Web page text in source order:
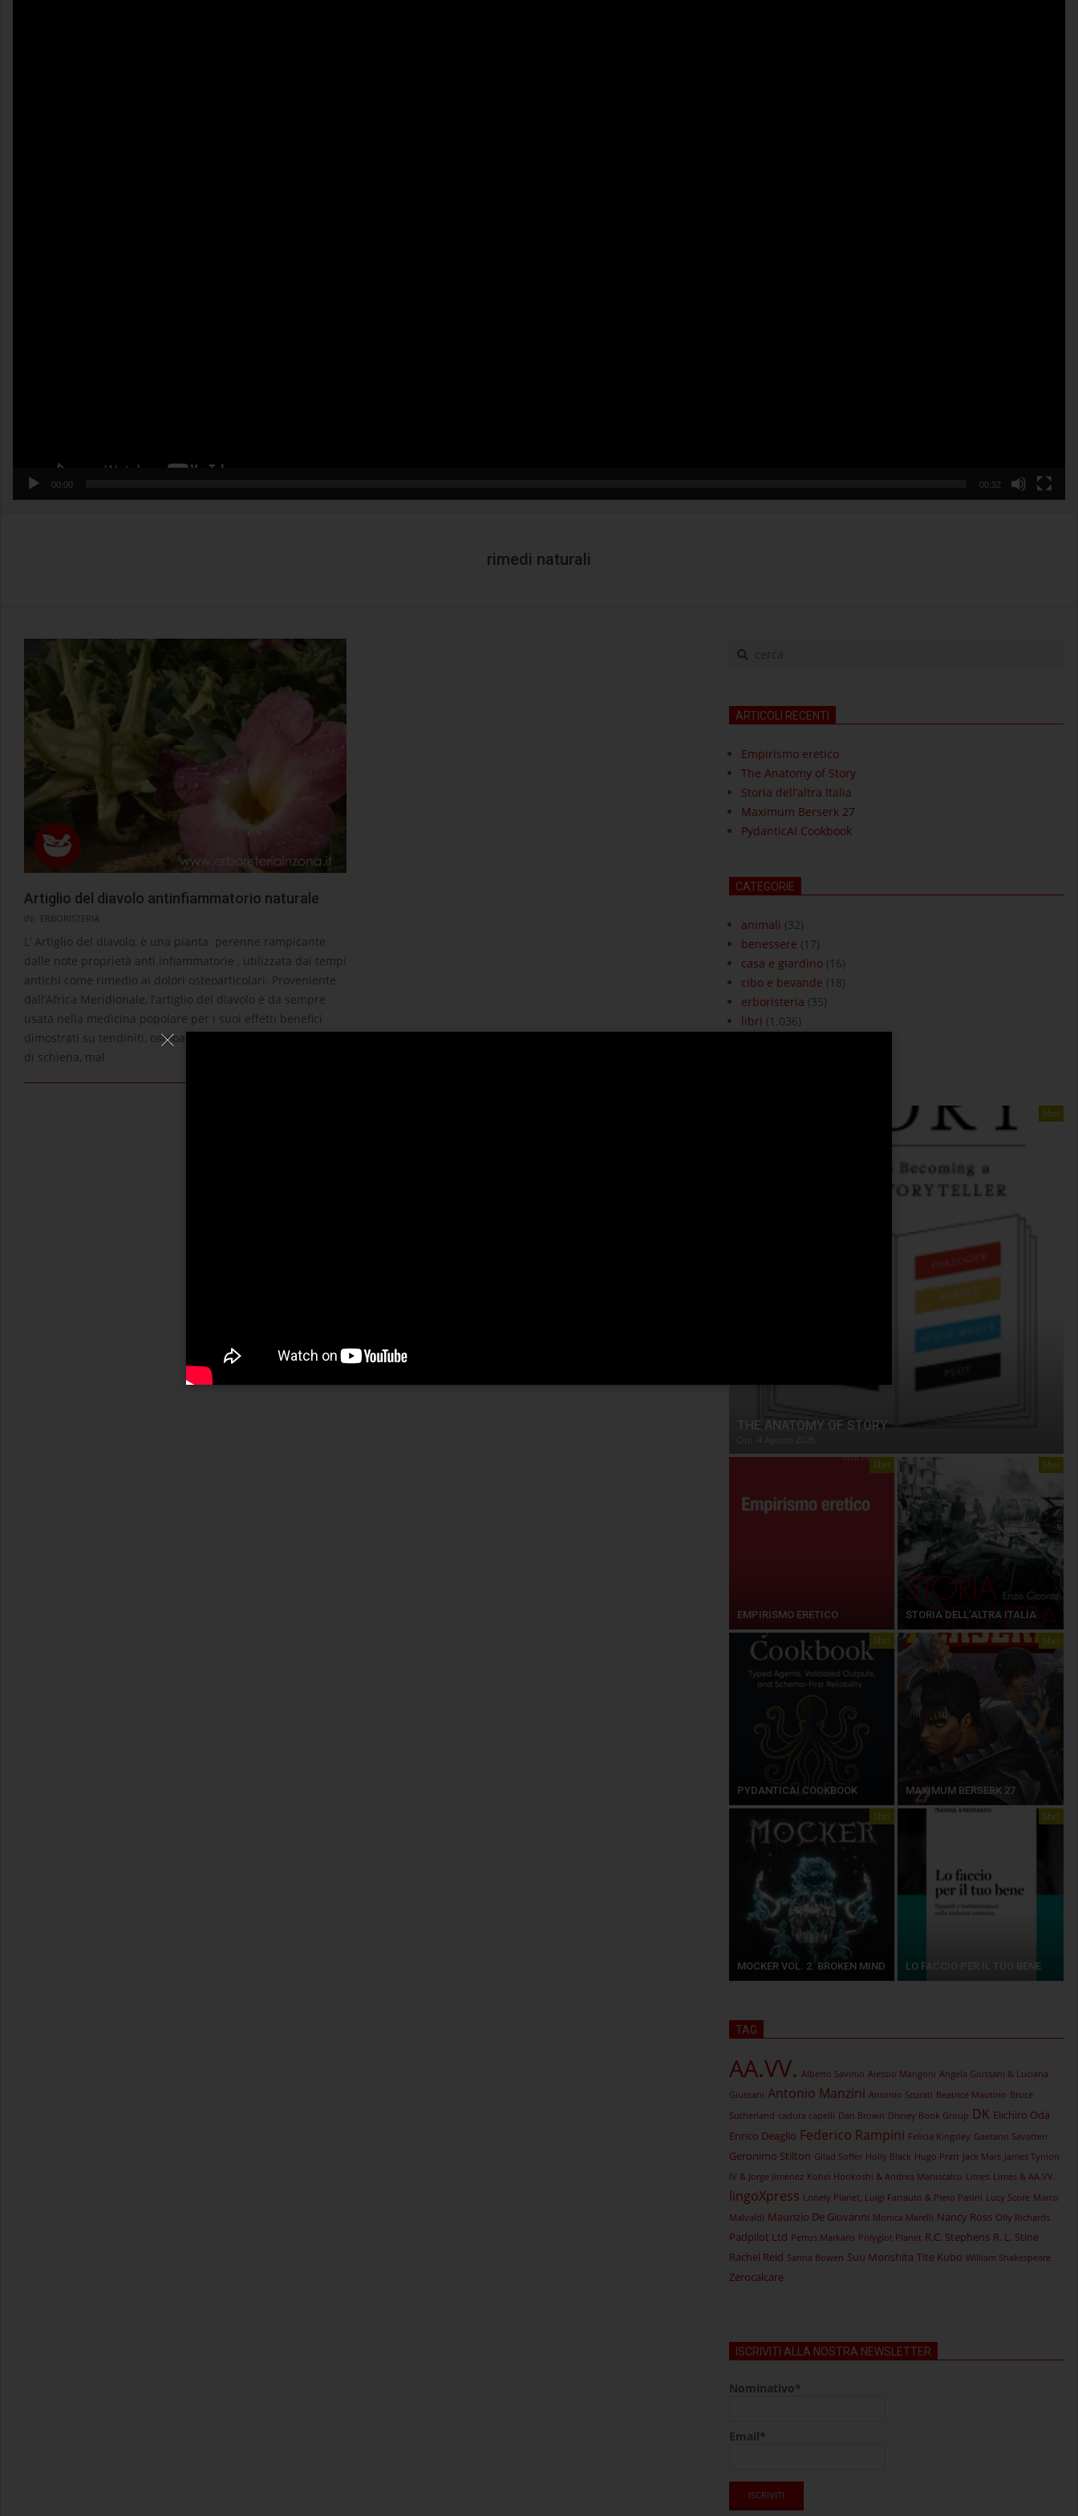
00:00 00:32
rimedi naturali
Artiglio del diavolo antinfiammatorio naturale
2020-
09-
15
IN: ERBORISTERIA
L’ Artiglio del diavolo, è una pianta perenne rampicante
dalle note proprietà anti infiammatorie , utilizzata dai tempi
antichi come rimedio ai dolori osteoarticolari. Proveniente
dall’Africa Meridionale, l’artiglio del diavolo è da sempre
usata nella medicina popolare per i suoi effetti benefici
dimostrati su tendiniti, osteoatrite, artrite reumatoide, mal
di schiena, mal
cerca
ARTICOLI RECENTI
Empirismo eretico
The Anatomy of Story
Storia dell’altra Italia
Maximum Berserk 27
PydanticAI Cookbook
CATEGORIE
animali (32)
benessere (17)
casa e giardino(16)
cibo e bevande (18)
erboristeria (35)
libri (1.036)
libri
THE ANATOMY OF STORY
libri
EMPIRISMO ERETICO
libri
STORIA DELL’ALTRA ITALIA
libri
PYDANTICAI COOKBOOK
libri
MAXIMUM BERSERK 27
libri
MOCKER VOL. 2. BROKEN MIND
libri
LO FACCIO PER IL TUO BENE
TAG
AA.VV. Alberto Savinio Alessio Mangoni Angela Giussani & Luciana
Giussani Antonio Manzini Antonio Scurati Beatrice Mautino Bruce
Sutherland caduta capelli Dan Brown Disney Book Group DK Eiichiro Oda
Enrico Deaglio Federico Rampini Felicia Kingsley Gaetano Savatteri
Geronimo Stilton Gilad Soffer Holly Black Hugo Pratt Jack Mars James Tynion
IV & Jorge Jimenez Kohei Horikoshi & Andrea Maniscalco Limes Limes & AA.VV.
lingoXpress Lonely Planet, Luigi Farrauto & Piero Pasini Lucy Score Marco
Malvaldi Maurizio De Giovanni Monica Marelli Nancy Ross Olly Richards
Padpilot Ltd Petros Markaris Polyglot Planet R.C. Stephens R. L. Stine
Rachel Reid Sarina Bowen Suu Morishita Tite Kubo William Shakespeare
Zerocalcare
ISCRIVITI ALLA NOSTRA NEWSLETTER
Nominativo*
Email*